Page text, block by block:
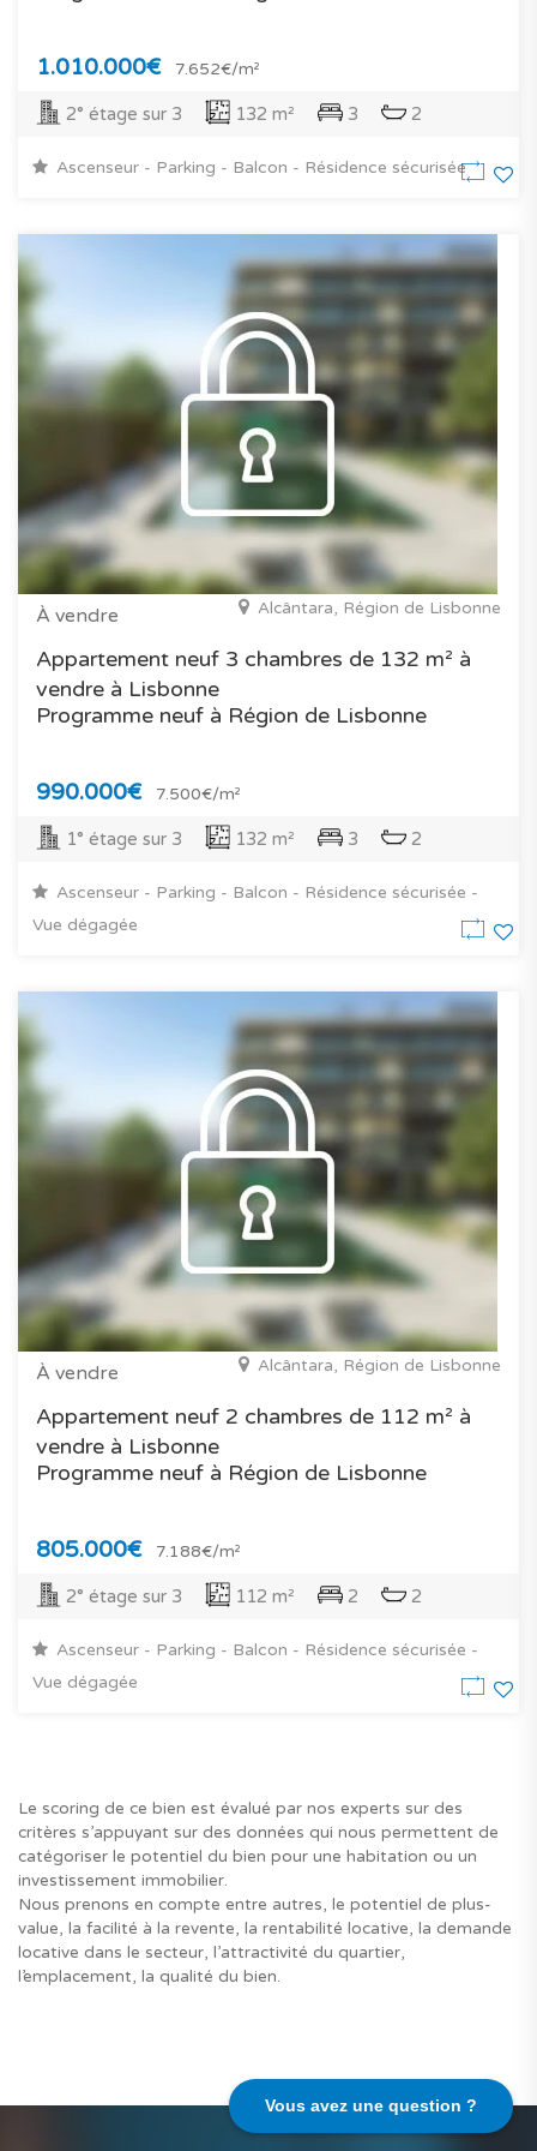
Vous avez une question ?
1.010.000€ 7.652€/m²
2° étage sur 3 132 m² 3 2
Ascenseur - Parking - Balcon - Résidence sécurisée
À vendre Alcântara, Région de Lisbonne
Appartement neuf 3 chambres de 132 m² à
vendre à Lisbonne
Programme neuf à Région de Lisbonne
990.000€ 7.500€/m²
1° étage sur 3 132 m² 3 2
Ascenseur - Parking - Balcon - Résidence sécurisée -
Vue dégagée
À vendre Alcântara, Région de Lisbonne
Appartement neuf 2 chambres de 112 m² à
vendre à Lisbonne
Programme neuf à Région de Lisbonne
805.000€ 7.188€/m²
2° étage sur 3 112 m² 2 2
Ascenseur - Parking - Balcon - Résidence sécurisée -
Vue dégagée
Le scoring de ce bien est évalué par nos experts sur des
critères s’appuyant sur des données qui nous permettent de
catégoriser le potentiel du bien pour une habitation ou un
investissement immobilier.
Nous prenons en compte entre autres, le potentiel de plus-
value, la facilité à la revente, la rentabilité locative, la demande
locative dans le secteur, l’attractivité du quartier,
l’emplacement, la qualité du bien.